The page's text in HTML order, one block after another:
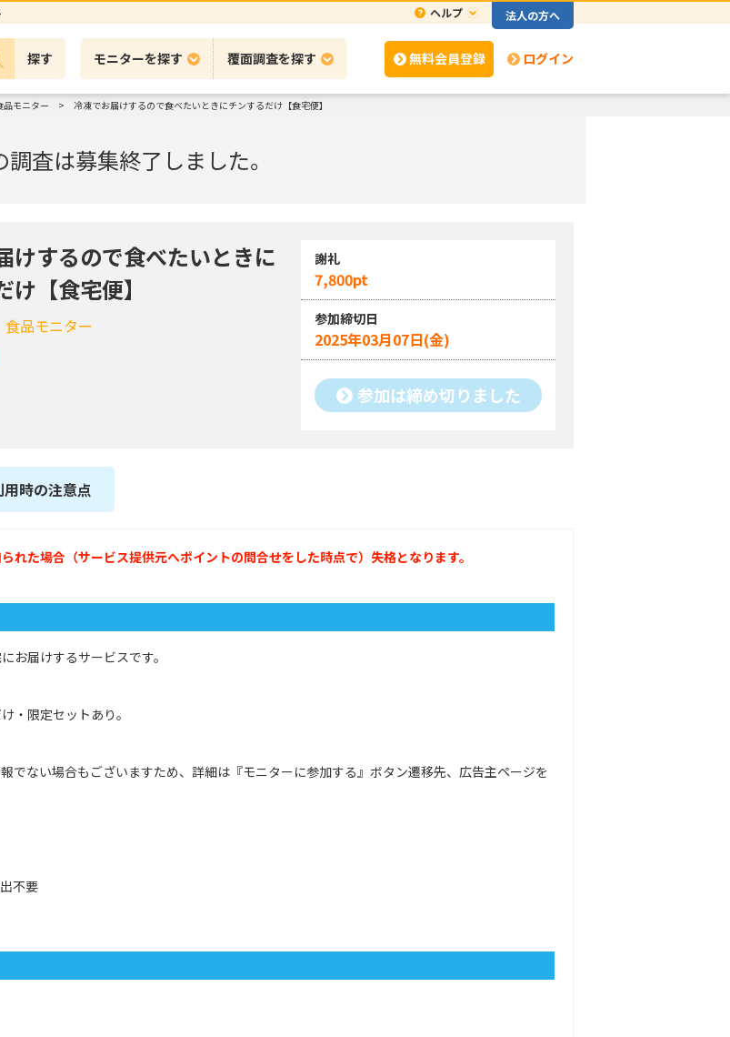
ヘルプ 法人の方へ
探す モニターを探す 覆面調査を探す 無料会員登録 ログイン
品モニター 冷凍でお届けするので食べたいときにチンするだけ【食宅便】
調査は募集終了しました。
けするので食べたいときに
け【食宅便】
食品モニター
謝礼
7,800pt
参加締切日
2025年03月07日(金)
参加は締め切りました
用時の注意点
れた場合（サービス提供元へポイントの問合せをした時点で）失格となります。
お届けするサービスです。
・限定セットあり。
でない場合もございますため、詳細は『モニターに参加する』ボタン遷移先、広告主ページを
不要